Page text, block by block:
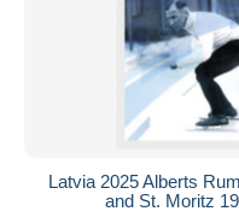
Latvia 2025 Alberts
and St. Moritz